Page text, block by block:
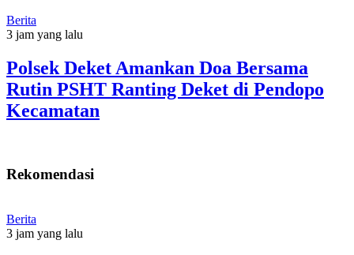
Berita
3 jam yang lalu
Polsek Deket Amankan Doa Bersama
Rutin PSHT Ranting Deket di Pendopo
Kecamatan
Rekomendasi
Berita
3 jam yang lalu